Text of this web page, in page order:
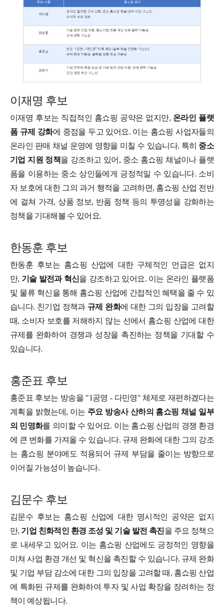
이재명 후보
이재명 후보는 직접적인 홈쇼핑 공약은 없지만, 온라인 플랫
폼 규제 강화에 중점을 두고 있어요. 이는 홈쇼핑 사업자들의
온라인 판매 채널 운영에 영향을 미칠 수 있습니다. 특히 중소
기업 지원 정책을 강조하고 있어, 중소 홈쇼핑 채널이나 플랫
폼을 이용하는 중소 상인들에게 긍정적일 수 있습니다. 소비
자 보호에 대한 그의 과거 행적을 고려하면, 홈쇼핑 산업 전반
에 걸쳐 가격, 상품 정보, 반품 정책 등의 투명성을 강화하는
정책을 기대해볼 수 있어요.
한동훈 후보
한동훈 후보는 홈쇼핑 산업에 대한 구체적인 언급은 없지
만, 기술 발전과 혁신을 강조하고 있어요. 이는 온라인 플랫폼
및 물류 혁신을 통해 홈쇼핑 산업에 간접적인 혜택을 줄 수 있
습니다. 친기업 정책과 규제 완화에 대한 그의 입장을 고려할
때, 소비자 보호를 저해하지 않는 선에서 홈쇼핑 산업에 대한
규제를 완화하여 경쟁과 성장을 촉진하는 정책을 기대할 수
있습니다.
홍준표 후보
홍준표 후보는 방송을 "1공영 - 다민영" 체제로 재편하겠다는
계획을 밝혔는데, 이는 주요 방송사 산하의 홈쇼핑 채널 일부
의 민영화를 의미할 수 있어요. 이는 홈쇼핑 산업의 경쟁 환경
에 큰 변화를 가져올 수 있습니다. 규제 완화에 대한 그의 강조
는 홈쇼핑 분야에도 적용되어 규제 부담을 줄이는 방향으로
이어질 가능성이 높습니다.
김문수 후보
김문수 후보는 홈쇼핑 산업에 대한 명시적인 공약은 없지
만, 기업 친화적인 환경 조성 및 기술 발전 촉진을 주요 정책으
로 내세우고 있어요. 이는 홈쇼핑 산업에도 긍정적인 영향을
미쳐 사업 환경 개선 및 혁신을 촉진할 수 있습니다. 규제 완화
및 기업 부담 감소에 대한 그의 입장을 고려할 때, 홈쇼핑 산업
에 특화된 규제를 완화하여 투자 및 사업 확장을 장려하는 정
책이 예상됩니다.